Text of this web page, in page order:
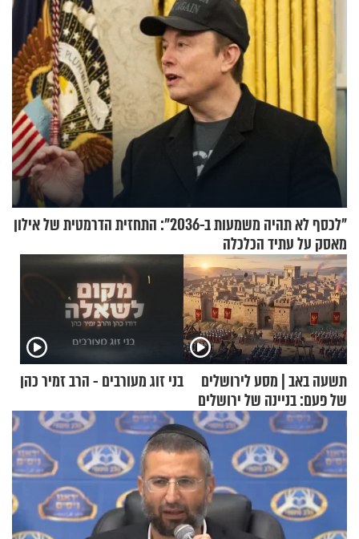
"לכסף לא תהיה משמעות ב-2036": התחזית הדרמטית של אילון
מאסק על עתיד הכלכלה
תשעה באב | מסע לירושלים
של פעם: בניינה של ירושלים
בני זוג מעורבים - הרב זמיר כהן